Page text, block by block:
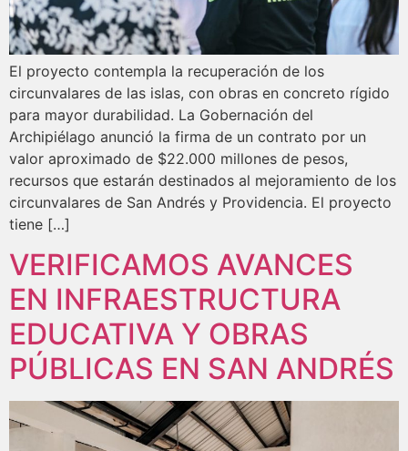
El proyecto contempla la recuperación de los
circunvalares de las islas, con obras en concreto rígido
para mayor durabilidad. La Gobernación del
Archipiélago anunció la firma de un contrato por un
valor aproximado de $22.000 millones de pesos,
recursos que estarán destinados al mejoramiento de los
circunvalares de San Andrés y Providencia. El proyecto
tiene […]
VERIFICAMOS AVANCES
EN INFRAESTRUCTURA
EDUCATIVA Y OBRAS
PÚBLICAS EN SAN ANDRÉS